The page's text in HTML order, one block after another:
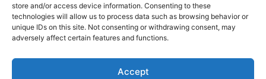
store and/or access device information. Consenting to these
technologies will allow us to process data such as browsing behavior or
unique IDs on this site. Not consenting or withdrawing consent, may
adversely affect certain features and functions.
Accept
About Us